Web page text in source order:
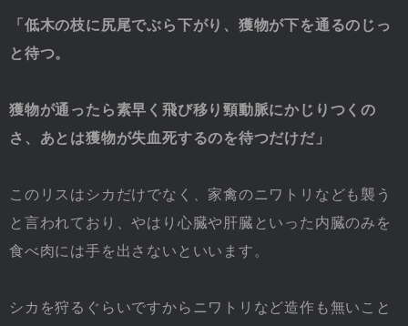
「低木の枝に尻尾でぶら下がり、獲物が下を通るのじっ
と待つ。
獲物が通ったら素早く飛び移り頸動脈にかじりつくの
さ、あとは獲物が失血死するのを待つだけだ」
このリスはシカだけでなく、家禽のニワトリなども襲う
と言われており、やはり心臓や肝臓といった内臓のみを
食べ肉には手を出さないといいます。
シカを狩るぐらいですからニワトリなど造作も無いこと